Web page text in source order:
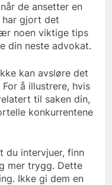
de ansetter en
har gjort det
noen viktige tips
din neste advokat.
kan avsløre det
å illustrere, hvis
til saken din,
konkurrentene
du intervjuer, finn
mer trygg. Dette
Ikke gi dem en